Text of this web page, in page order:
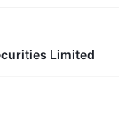
Limited